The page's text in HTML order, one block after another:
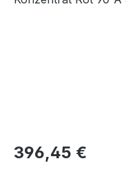
Regulärer Preis:
396,45 €